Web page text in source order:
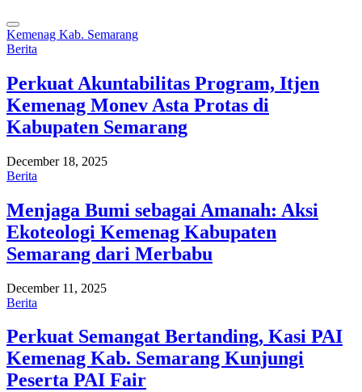
Kemenag Kab. Semarang
Berita
Perkuat Akuntabilitas Program, Itjen
Kemenag Monev Asta Protas di
Kabupaten Semarang
December 18, 2025
Berita
Menjaga Bumi sebagai Amanah: Aksi
Ekoteologi Kemenag Kabupaten
Semarang dari Merbabu
December 11, 2025
Berita
Perkuat Semangat Bertanding, Kasi PAI
Kemenag Kab. Semarang Kunjungi
Peserta PAI Fair